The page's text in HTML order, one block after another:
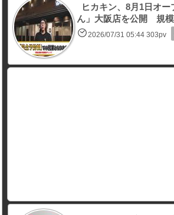
ヒカキン、8月1日オー
ん」大阪店を公開 規
2026/07/31 05:44 303pv